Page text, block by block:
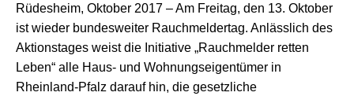
Rüdesheim, Oktober 2017 – Am Freitag, den 13. Oktober
ist wieder bundesweiter Rauchmeldertag. Anlässlich des
Aktionstages weist die Initiative „Rauchmelder retten
Leben“ alle Haus- und Wohnungseigentümer in
Rheinland-Pfalz darauf hin, die gesetzliche